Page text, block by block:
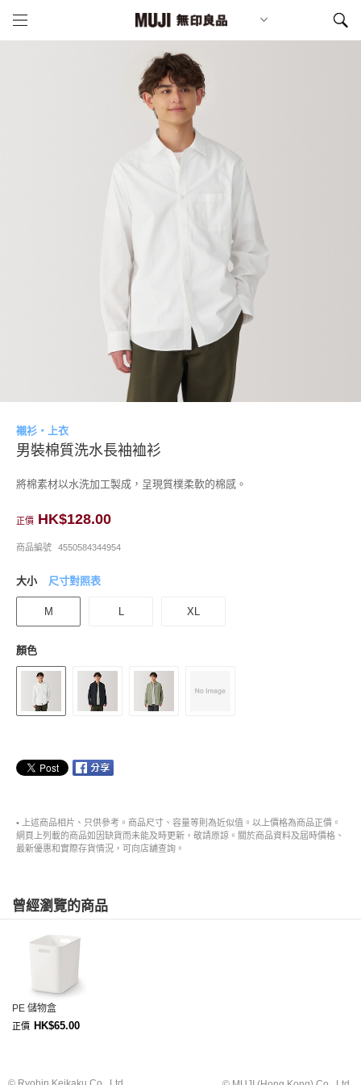
襯衫・上衣
男裝棉質洗水長袖裇衫
將棉素材以水洗加工製成，呈現質樸柔軟的棉感。
正價 HK$128.00
商品編號 4550584344954
大小 尺寸對照表
M L XL
顏色
• 上述商品相片、只供參考。商品尺寸、容量等則為近似值。以上價格為商品正價。
網頁上列載的商品如因缺貨而未能及時更新，敬請原諒。關於商品資料及屆時價格、
最新優惠和實際存貨情況，可向店舖查詢。
曾經瀏覽的商品
PE 儲物盒
正價 HK$65.00